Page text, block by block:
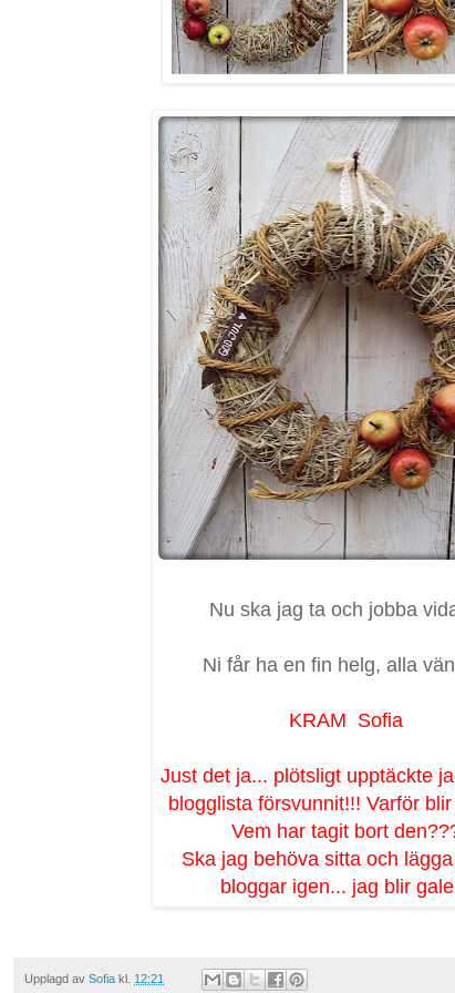
Nu ska jag ta och jobba
Ni får ha en fin helg, alla
KRAM Sofia
Just det ja... plötsligt upptäckte
blogglista försvunnit!!! Varför
Vem har tagit bort
Ska jag behöva sitta och
bloggar igen... jag blir
Upplagd av Sofia kl. 12:21